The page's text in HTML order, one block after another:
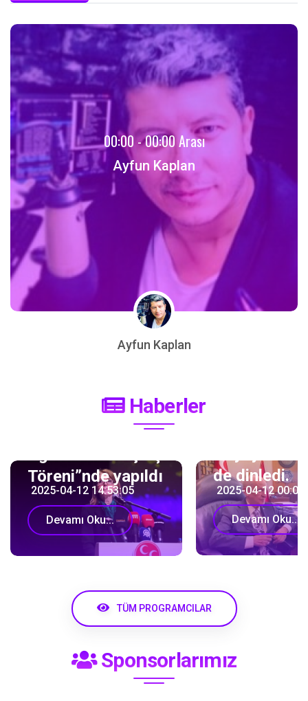
00:00 - 00:00 Arası
Ayfun Kaplan
Ayfun Kaplan
Haberler
2025-04-12 14:53:05
Partisi “21.
Dönem Eğitim ve
Töreni”nde yapıldı
Devamı Oku...
2025-04-12
de dinledi.
Devamı Oku...
TÜM PROGRAMCILAR
Sponsorlarımız